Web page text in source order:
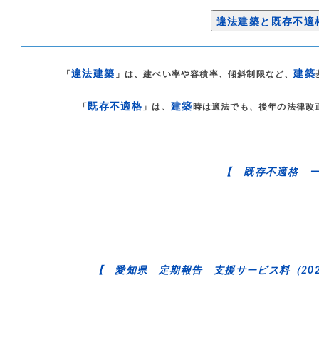
違法建築と既存不
「違法建築 」は、建ぺい率や容積率、傾斜制限など、建築
「 既存不適格 」は、 建築 時は適法でも、後年の法律
【 既存不適格
【 愛知県 定期報告 支援サービス料（